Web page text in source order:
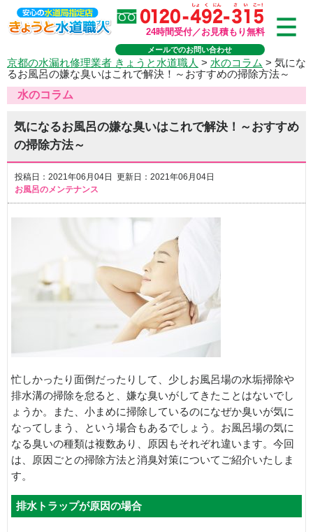
24時間受付／お見積もり無料
メールでのお問い合わせ
京都の水漏れ修理業者 きょうと水道職人 > 水のコラム > 気にな
るお風呂の嫌な臭いはこれで解決！～おすすめの掃除方法～
水のコラム
気になるお風呂の嫌な臭いはこれで解決！～おすすめ
の掃除方法～
投稿日：2021年06月04日 更新日：2021年06月04日
お風呂のメンテナンス
忙しかったり面倒だったりして、少しお風呂場の水垢掃除や
排水溝の掃除を怠ると、嫌な臭いがしてきたことはないでし
ょうか。また、小まめに掃除しているのになぜか臭いが気に
なってしまう、という場合もあるでしょう。お風呂場の気に
なる臭いの種類は複数あり、原因もそれぞれ違います。今回
は、原因ごとの掃除方法と消臭対策についてご紹介いたしま
す。
排水トラップが原因の場合